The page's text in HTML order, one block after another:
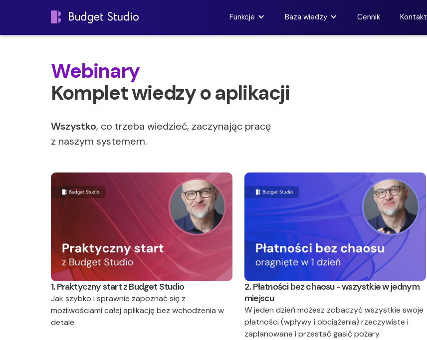
Funkcje Baza wiedzy Cennik Kontakt
Webinary
Komplet wiedzy o aplikacji
Wszystko, co trzeba wiedzieć, zaczynając pracę
z naszym systemem.
1. Praktyczny start z Budget Studio
Jak szybko i sprawnie zapoznać się z
możliwościami całej aplikację bez wchodzenia w
detale.
2. Płatności bez chaosu - wszystkie w jednym
miejscu
W jeden dzień możesz zobaczyć wszystkie swoje
płatności (wpływy i obciążenia) rzeczywiste i
zaplanowane i przestać gasić pożary.